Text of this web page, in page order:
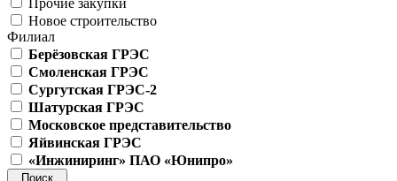
Прочие закупки
Новое строительство
Филиал
Берёзовская ГРЭС
Смоленская ГРЭС
Сургутская ГРЭС-2
Шатурская ГРЭС
Московское представительство
Яйвинская ГРЭС
«Инжиниринг» ПАО «Юнипро»